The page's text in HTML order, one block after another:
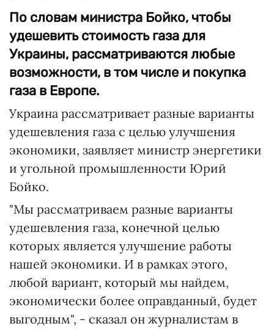
По словам министра Бойко, чтобы
удешевить стоимость газа для
Украины, рассматриваются любые
возможности, в том числе и покупка
газа в Европе.
Украина рассматривает разные варианты
удешевления газа с целью улучшения
экономики, заявляет министр энергетики
и угольной промышленности Юрий
Бойко.
"Мы рассматриваем разные варианты
удешевления газа, конечной целью
которых является улучшение работы
нашей экономики. И в рамках этого,
любой вариант, который мы найдем,
экономически более оправданный, будет
выгодным", - сказал он журналистам в